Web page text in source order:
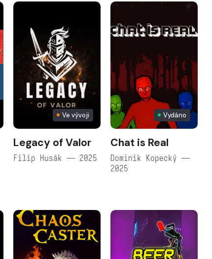
Ve vývoji
Legacy of Valor
Filip Husák — 2025
Vydáno
Chat is Real
Dominik Kopecký —
2025